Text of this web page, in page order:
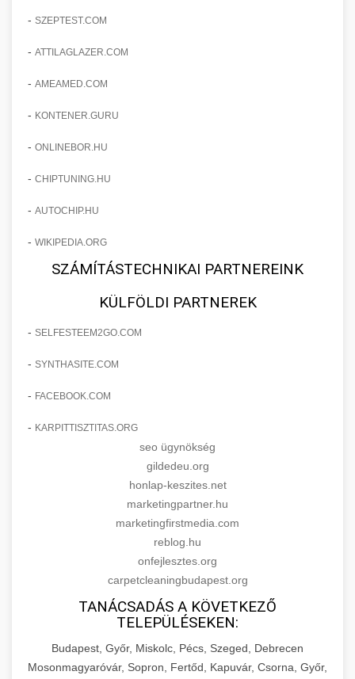
- SZEPTEST.COM
- ATTILAGLAZER.COM
- AMEAMED.COM
- KONTENER.GURU
- ONLINEBOR.HU
- CHIPTUNING.HU
- AUTOCHIP.HU
- WIKIPEDIA.ORG
SZÁMÍTÁSTECHNIKAI PARTNEREINK
KÜLFÖLDI PARTNEREK
- SELFESTEEM2GO.COM
- SYNTHASITE.COM
- FACEBOOK.COM
- KARPITTISZTITAS.ORG
seo ügynökség
gildedeu.org
honlap-keszites.net
marketingpartner.hu
marketingfirstmedia.com
reblog.hu
onfejlesztes.org
carpetcleaningbudapest.org
TANÁCSADÁS A KÖVETKEZŐ
TELEPÜLÉSEKEN:
Budapest, Győr, Miskolc, Pécs, Szeged, Debrecen
Mosonmagyaróvár, Sopron, Fertőd, Kapuvár, Csorna, Győr,